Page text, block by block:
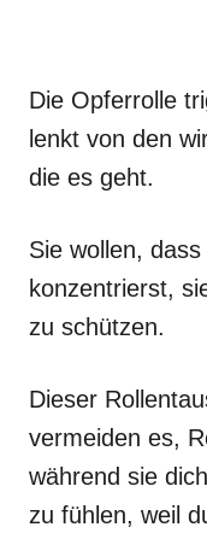
Die Opferrolle
lenkt von den
die es geht.
Sie wollen,
konzentrierst,
zu schützen.
Dieser
vermeiden es,
während sie
zu fühlen, weil